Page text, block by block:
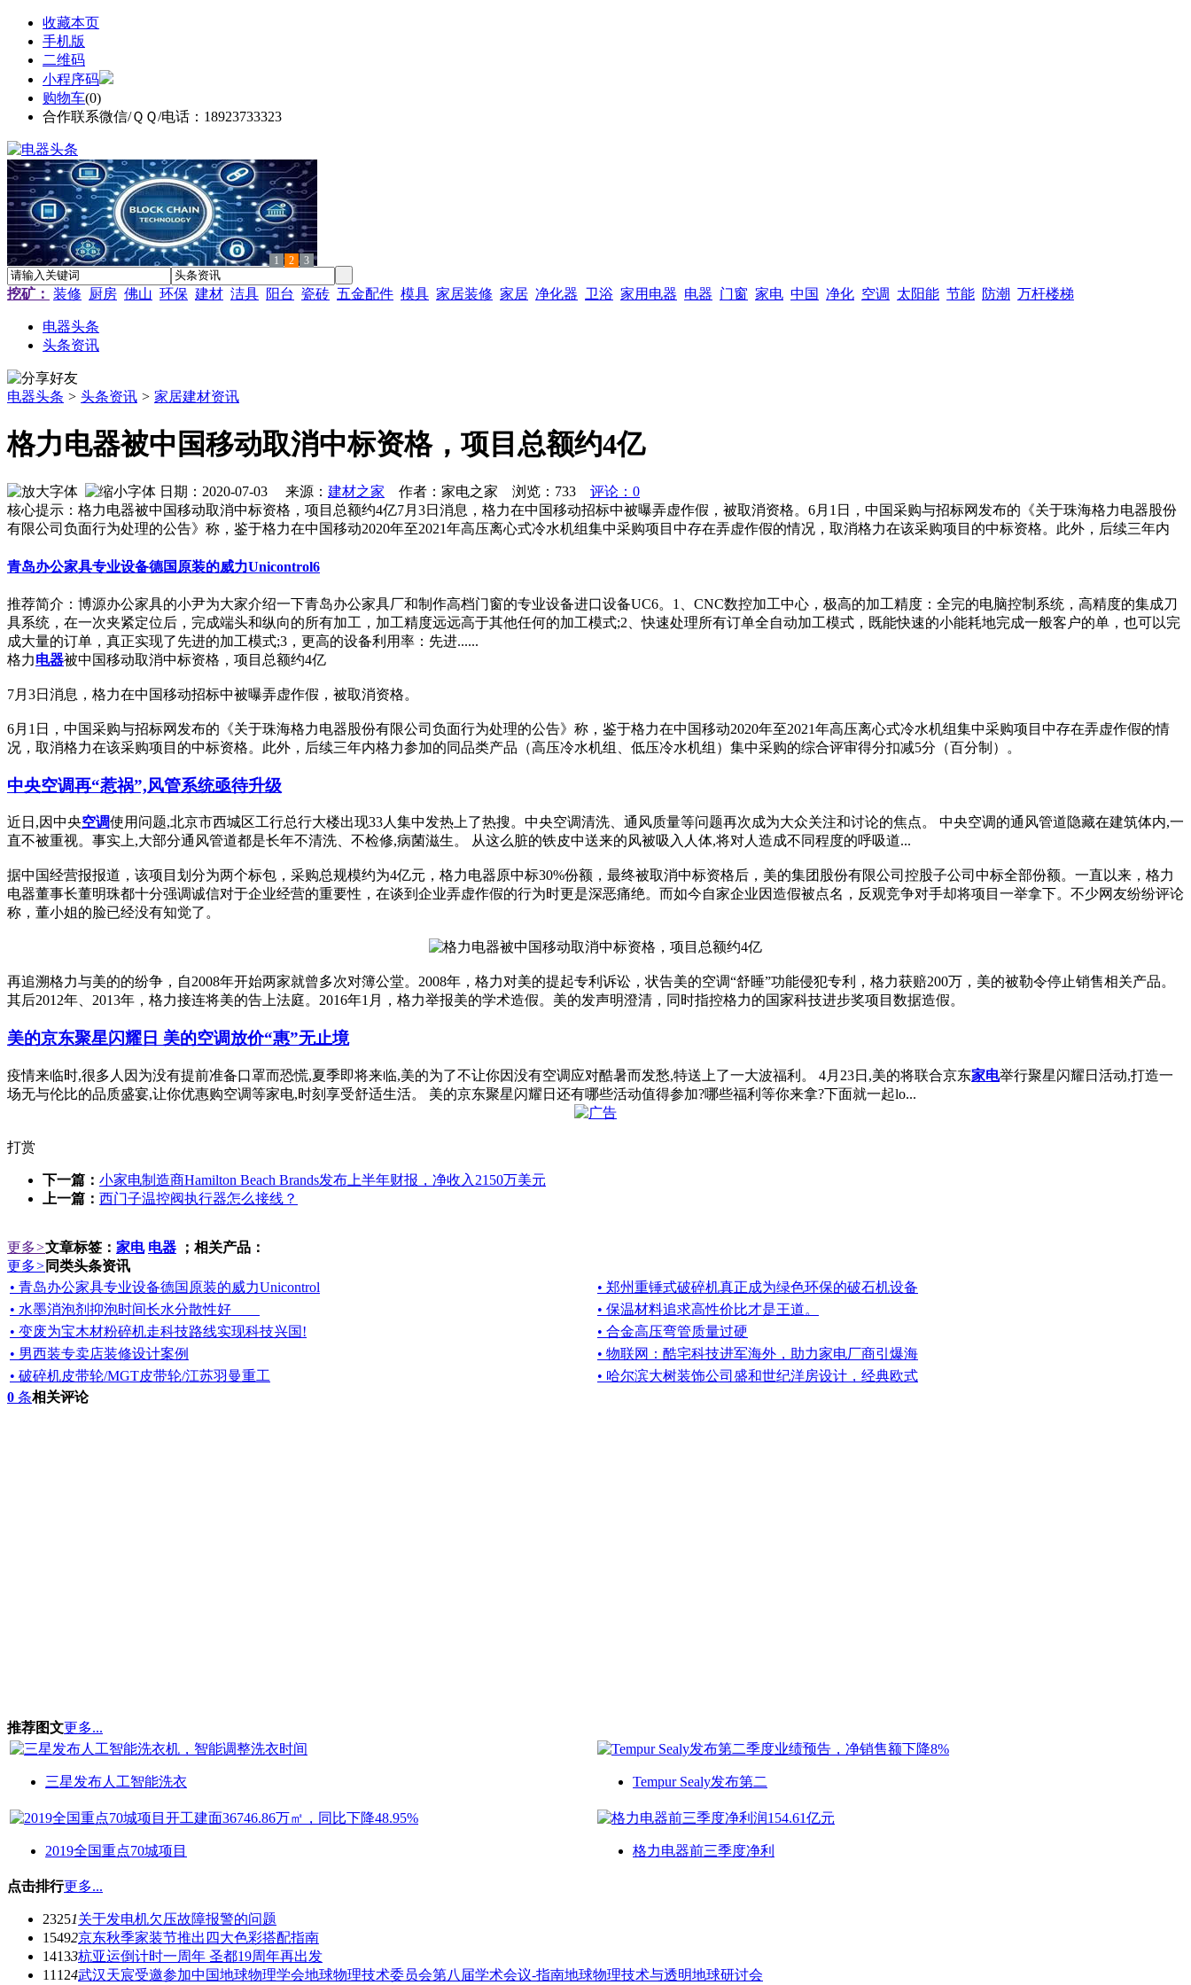
收藏本页
手机版
二维码
小程序码
购物车(0)
合作联系微信/ＱＱ/电话：18923733323
1 2 3
挖矿： 装修 厨房 佛山 环保 建材 洁具 阳台 瓷砖 五金配件 模具 家居装修 家居 净化器 卫浴 家用电器 电器 门窗 家电 中国 净化 空调 太阳能 节能 防潮 万杆楼梯
电器头条
头条资讯
电器头条 > 头条资讯 > 家居建材资讯
格力电器被中国移动取消中标资格，项目总额约4亿
日期：2020-07-03 来源： 建材之家 作者：家电之家 浏览： 733
评论：0
核心提示：格力电器被中国移动取消中标资格，项目总额约4亿7月3日消息，格力在中国移动招标中被曝弄虚作假，被取消资格。6月1日，中国采购与招标网发布的《关于珠海格力电器股份
有限公司负面行为处理的公告》称，鉴于格力在中国移动2020年至2021年高压离心式冷水机组集中采购项目中存在弄虚作假的情况，取消格力在该采购项目的中标资格。此外，后续三年内
青岛办公家具专业设备德国原装的威力Unicontrol6
推荐简介：博源办公家具的小尹为大家介绍一下青岛办公家具厂和制作高档门窗的专业设备进口设备UC6。1、CNC数控加工中心，极高的加工精度：全完的电脑控制系统，高精度的集成刀
具系统，在一次夹紧定位后，完成端头和纵向的所有加工，加工精度远远高于其他任何的加工模式;2、快速处理所有订单全自动加工模式，既能快速的小能耗地完成一般客户的单，也可以完
成大量的订单，真正实现了先进的加工模式;3，更高的设备利用率：先进......
格力电器被中国移动取消中标资格，项目总额约4亿
7月3日消息，格力在中国移动招标中被曝弄虚作假，被取消资格。
6月1日，中国采购与招标网发布的《关于珠海格力电器股份有限公司负面行为处理的公告》称，鉴于格力在中国移动2020年至2021年高压离心式冷水机组集中采购项目中存在弄虚作假的情
况，取消格力在该采购项目的中标资格。此外，后续三年内格力参加的同品类产品（高压冷水机组、低压冷水机组）集中采购的综合评审得分扣减5分（百分制）。
中央空调再“惹祸”,风管系统亟待升级
近日,因中央空调使用问题,北京市西城区工行总行大楼出现33人集中发热上了热搜。中央空调清洗、通风质量等问题再次成为大众关注和讨论的焦点。 中央空调的通风管道隐藏在建筑体内,一
直不被重视。事实上,大部分通风管道都是长年不清洗、不检修,病菌滋生。 从这么脏的铁皮中送来的风被吸入人体,将对人造成不同程度的呼吸道...
据中国经营报报道，该项目划分为两个标包，采购总规模约为4亿元，格力电器原中标30%份额，最终被取消中标资格后，美的集团股份有限公司控股子公司中标全部份额。一直以来，格力
电器董事长董明珠都十分强调诚信对于企业经营的重要性，在谈到企业弄虚作假的行为时更是深恶痛绝。而如今自家企业因造假被点名，反观竞争对手却将项目一举拿下。不少网友纷纷评论
称，董小姐的脸已经没有知觉了。
再追溯格力与美的的纷争，自2008年开始两家就曾多次对簿公堂。2008年，格力对美的提起专利诉讼，状告美的空调“舒睡”功能侵犯专利，格力获赔200万，美的被勒令停止销售相关产品。
其后2012年、2013年，格力接连将美的告上法庭。2016年1月，格力举报美的学术造假。美的发声明澄清，同时指控格力的国家科技进步奖项目数据造假。
美的京东聚星闪耀日 美的空调放价“惠”无止境
疫情来临时,很多人因为没有提前准备口罩而恐慌,夏季即将来临,美的为了不让你因没有空调应对酷暑而发愁,特送上了一大波福利。 4月23日,美的将联合京东家电举行聚星闪耀日活动,打造一
场无与伦比的品质盛宴,让你优惠购空调等家电,时刻享受舒适生活。 美的京东聚星闪耀日还有哪些活动值得参加?哪些福利等你来拿?下面就一起lo...
打赏
下一篇： 小家电制造商Hamilton Beach Brands发布上半年财报，净收入2150万美元
上一篇： 西门子温控阀执行器怎么接线？
更多>文章标签： 家电 电器 ；相关产品：
更多> 同类头条资讯
• 青岛办公家具专业设备德国原装的威力Unicontrol
• 郑州重锤式破碎机真正成为绿色环保的破石机设备
• 水墨消泡剂抑泡时间长水分散性好
• 保温材料追求高性价比才是王道。
• 变废为宝木材粉碎机走科技路线实现科技兴国!
• 合金高压弯管质量过硬
• 男西装专卖店装修设计案例
• 物联网：酷宅科技进军海外，助力家电厂商引爆海
• 破碎机皮带轮/MGT皮带轮/江苏羽曼重工
• 哈尔滨大树装饰公司盛和世纪洋房设计，经典欧式
0 条相关评论
推荐图文更多...
三星发布人工智能洗衣 Tempur Sealy发布第二
2019全国重点70城项目 格力电器前三季度净利
点击排行更多...
23251关于发电机欠压故障报警的问题
15492京东秋季家装节推出四大色彩搭配指南
14133杭亚运倒计时一周年 圣都19周年再出发
11124武汉天宸受邀参加中国地球物理学会地球物理技术委员会第八届学术会议-指南地球物理技术与透明地球研讨会